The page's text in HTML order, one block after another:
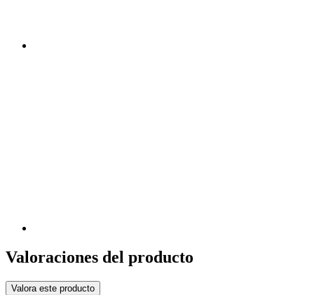
Valoraciones del producto
Valora este producto